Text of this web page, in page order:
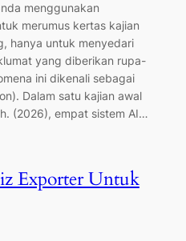
menggunakan
merumus kertas kajian
hanya untuk menyedari
yang diberikan rupa-
ini dikenali sebagai
Dalam satu kajian awal
(2026), empat sistem AI…
Exporter Untuk